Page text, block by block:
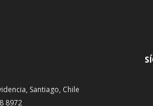
Santiago, Chile
8972